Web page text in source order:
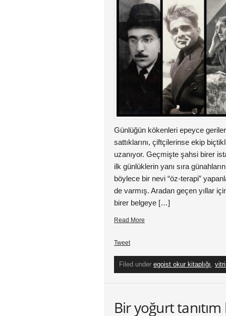
Günlüğün kökenleri epeyce
sattıklarını, çiftçilerinse ekip
uzanıyor. Geçmişte şahsi birer
ilk günlüklerin yanı sıra
böylece bir nevi “öz-terapi”
de varmış. Aradan geçen yıllar
birer belgeye […]
Read More
Tweet
Filed under egoist okur kitaplığı,
Bir yoğurt